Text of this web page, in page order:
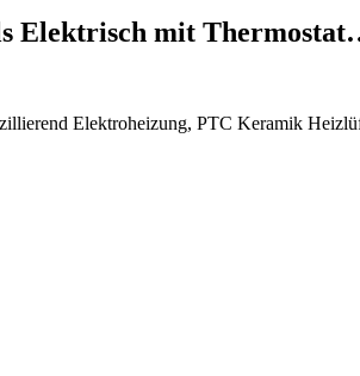
Elektrisch mit
Elektroheizung, PTC Keramik